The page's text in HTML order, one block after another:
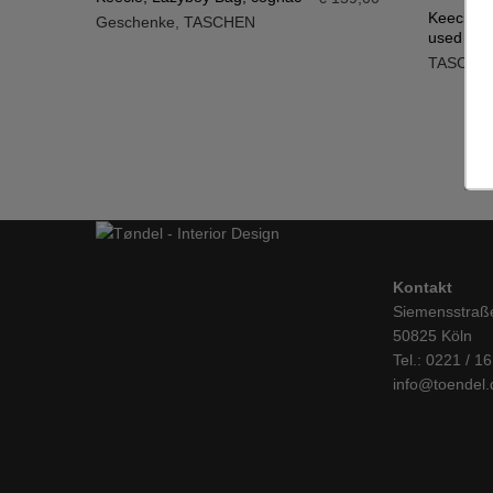
IN DEN WARENKORB
Geschenke, TASCHEN
IN
Keecie,
used look
TASCHEN
Kontakt
50825 Köln
Tel.: 0221 /